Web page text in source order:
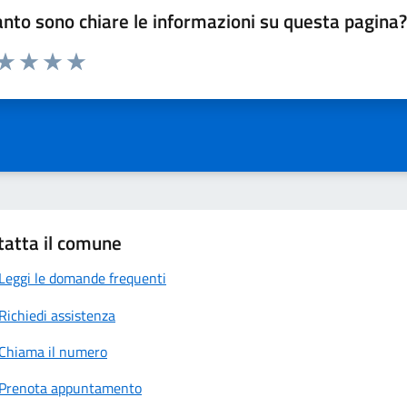
sono chiare le informazioni su questa pagina?
1 a 5 stelle la pagina
il comune
Leggi le domande frequenti
Richiedi assistenza
Chiama il numero
Prenota appuntamento